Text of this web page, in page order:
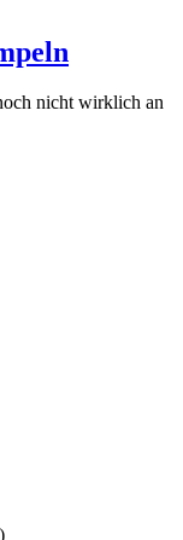
nicht wirklich an